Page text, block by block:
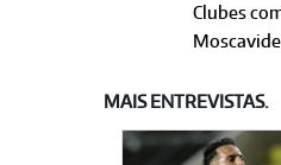
Clubes
MAIS ENTREVISTAS.